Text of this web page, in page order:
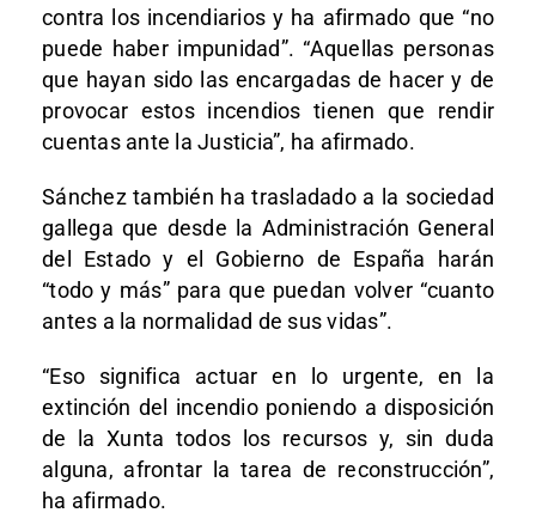
contra los incendiarios y ha afirmado que “no
puede haber impunidad”. “Aquellas personas
que hayan sido las encargadas de hacer y de
provocar estos incendios tienen que rendir
cuentas ante la Justicia”, ha afirmado.
Sánchez también ha trasladado a la sociedad
gallega que desde la Administración General
del Estado y el Gobierno de España harán
“todo y más” para que puedan volver “cuanto
antes a la normalidad de sus vidas”.
“Eso significa actuar en lo urgente, en la
extinción del incendio poniendo a disposición
de la Xunta todos los recursos y, sin duda
alguna, afrontar la tarea de reconstrucción”,
ha afirmado.